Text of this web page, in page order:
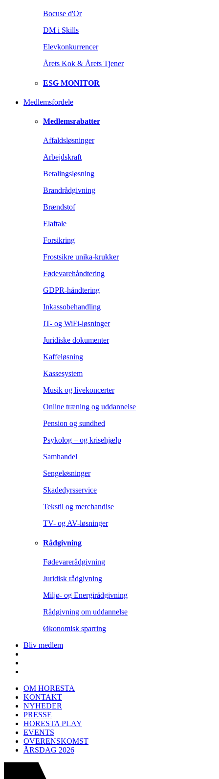
Bocuse d'Or
DM i Skills
Elevkonkurrencer
Årets Kok & Årets Tjener
ESG MONITOR
Medlemsfordele
Medlemsrabatter
Affaldsløsninger
Arbejdskraft
Betalingsløsning
Brandrådgivning
Brændstof
Elaftale
Forsikring
Frostsikre unika-krukker
Fødevarehåndtering
GDPR-håndtering
Inkassobehandling
IT- og WiFi-løsninger
Juridiske dokumenter
Kaffeløsning
Kassesystem
Musik og livekoncerter
Online træning og uddannelse
Pension og sundhed
Psykolog – og krisehjælp
Samhandel
Sengeløsninger
Skadedyrsservice
Tekstil og merchandise
TV- og AV-løsninger
Rådgivning
Fødevarerådgivning
Juridisk rådgivning
Miljø- og Energirådgivning
Rådgivning om uddannelse
Økonomisk sparring
Bliv medlem
OM HORESTA
KONTAKT
NYHEDER
PRESSE
HORESTA PLAY
EVENTS
OVERENSKOMST
ÅRSDAG 2026